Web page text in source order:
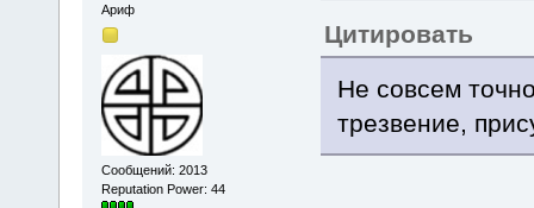
Ариф
Сообщений: 2013
Reputation Power: 44
Цитировать
Не совсем
трезвение,